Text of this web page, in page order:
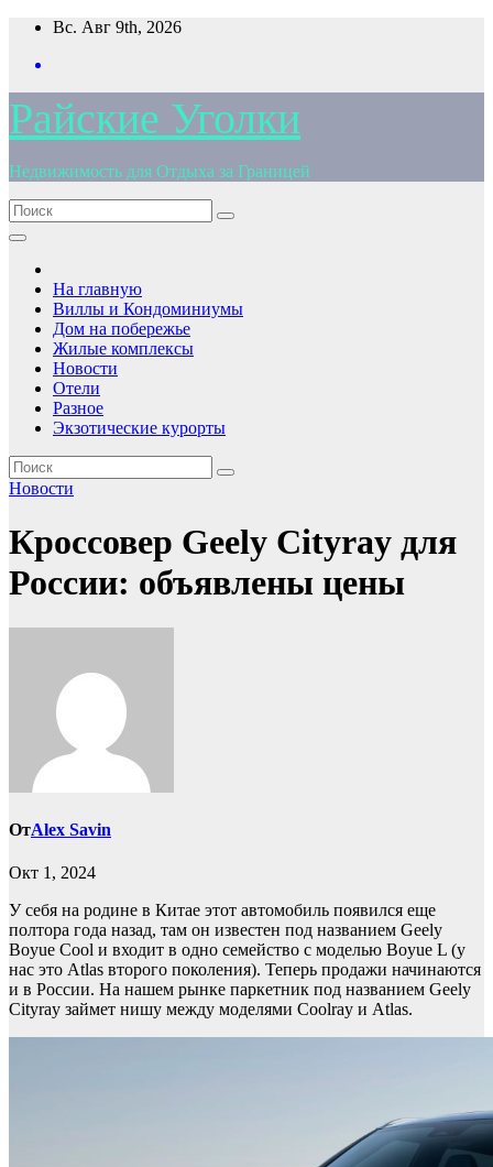
Перейти
содержимому
Вс. Авг 9th, 2026
Райские Уголки
Недвижимость для Отдыха за Границей
На главную
Виллы и Кондоминиумы
Дом на побережье
Жилые комплексы
Новости
Отели
Разное
Экзотические курорты
Новости
Кроссовер Geely Cityray для
России: объявлены цены
ОтAlex Savin
Окт 1, 2024
У себя на родине в Китае этот автомобиль появился еще
полтора года назад, там он известен под названием Geely
Boyue Cool и входит в одно семейство с моделью Boyue L (у
нас это Atlas второго поколения). Теперь продажи начинаются
и в России. На нашем рынке паркетник под названием Geely
Cityray займет нишу между моделями Coolray и Atlas.